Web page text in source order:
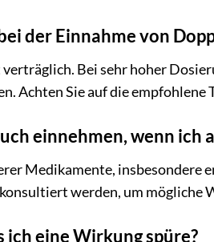
der Einnahme von
Bei sehr hoher
Achten Sie auf die empfohlene
einnehmen, wenn ich
Medikamente,
werden, um mögliche
ich eine Wirkung spüre?